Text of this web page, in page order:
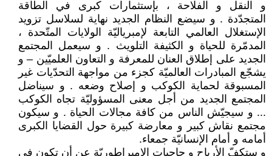
و النقل و الفلاحة ، بإستثمارات كبرى في الطاقة
المتجدّدة . و سيضع النظام الجديد نهاية لسلاسل تزويد
الإستغلال العالمي التابعة لإمبرياليّة الولايات المتّحدة ،
المدمّرة للحياة و الكثيفة التلويث . و سيعمل المجتمع
الجديد على إطلاق العنان للمعرفة و التعاون العلميّين – و
يشجّع المبادرات العالميّة كجزء من مواجهة التحدّيات غير
المسبوقة لحماية الكوكب و إصلاح وضعه . و سيناضل
المجتمع الجديد من أجل معنى المسؤوليّة تجاه الكوكب
... و سيجيّش الناس من كافة مجالات الحياة . و سيكون
مجتمع نقاش كبير و معارضة كبيرة حول القضايا الكبرى
أمامه و أمام الإنسانيّة جمعاء.
و ستكفّ الأرباح و حاجيات الإمبراطوريّة عن أن تكون في